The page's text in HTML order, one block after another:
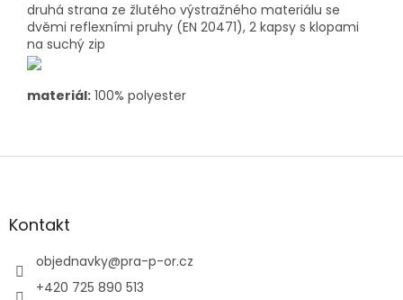
druhá strana ze žlutého výstražného materiálu se
dvěmi reflexními pruhy (EN 20471), 2 kapsy s klopami
na suchý zip
materiál: 100% polyester
Z
aKontakt
objednavky@pra-p-or.cz
+420 725 890 513